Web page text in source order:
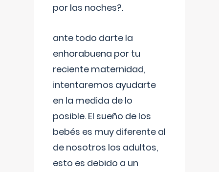
por las noches?.
ante todo darte la
enhorabuena por tu
reciente maternidad,
intentaremos ayudarte
en la medida de lo
posible. El sueño de los
bebés es muy diferente al
de nosotros los adultos,
esto es debido a un